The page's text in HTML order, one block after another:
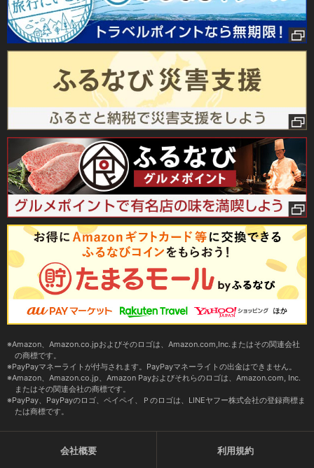
Amazon、Amazon.co.jpおよびそのロゴは、Amazon.com,Inc.またはその関連会社
の商標です。
PayPayマネーライトが付与されます。PayPayマネーライトの出金はできません。
Amazon、Amazon.co.jp、Amazon Payおよびそれらのロゴは、Amazon.com, Inc.
またはその関連会社の商標です。
PayPay、PayPayのロゴ、ペイペイ、Ｐのロゴは、LINEヤフー株式会社の登録商標ま
たは商標です。
会社概要 利用規約